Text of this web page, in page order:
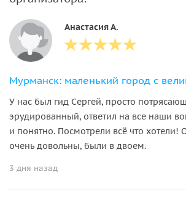
Анастасия А.
Мурманск: маленький город с
У нас был гид Сергей, просто
эрудированный, ответил на все наши
и понятно. Посмотрели всё что хотели!
очень довольны, были в двоем.
3 дня назад